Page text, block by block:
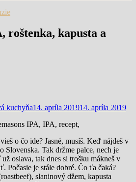
roštenka, kapusta a
kuchyňa14. apríla 201914. apríla 2019
o čo ide? Jasné, musíš. Keď nájdeš v
Slovenska. Tak držme palce, nech je
oslava, tak dnes si trošku mákneš v
Počasie je stále dobré. Čo ťa čaká?
slaninový džem, kapusta